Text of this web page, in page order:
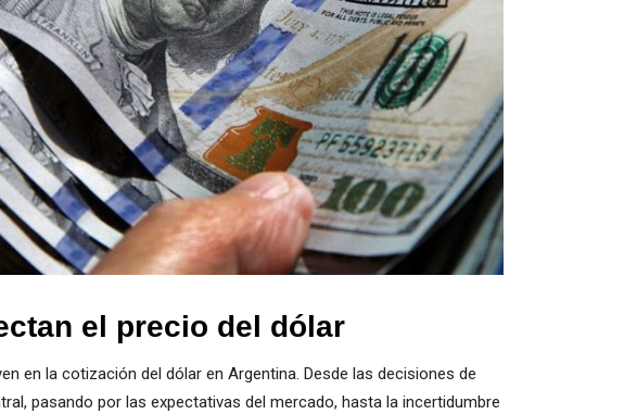
el precio del dólar
en la cotización del dólar en Argentina. Desde las decisiones de
pasando por las expectativas del mercado, hasta la incertidumbre